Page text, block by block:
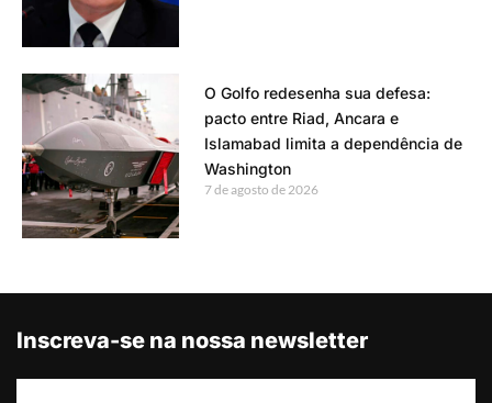
O Golfo redesenha sua defesa:
pacto entre Riad, Ancara e
Islamabad limita a dependência de
Washington
7 de agosto de 2026
Inscreva-se na nossa newsletter